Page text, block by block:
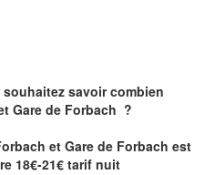
souhaitez savoircombien
Gare de Forbach ?
et Gare de Forbach est
18€-21€ tarif nuit